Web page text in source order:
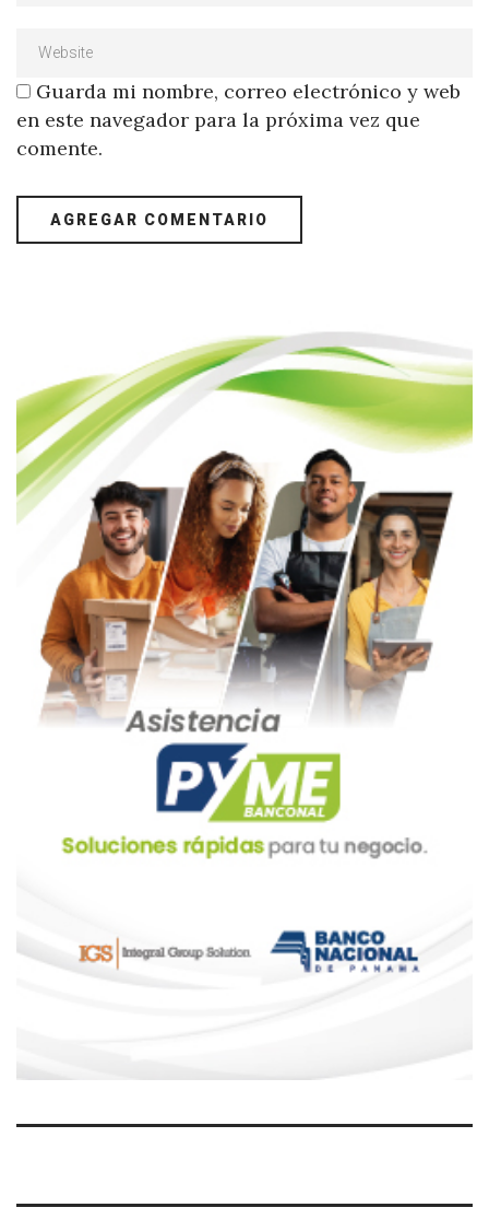
Guarda mi nombre, correo electrónico y web
en este navegador para la próxima vez que
comente.